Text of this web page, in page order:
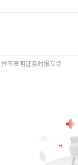
不表明证券时报立场